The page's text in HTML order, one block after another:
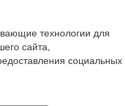
технологии для
сайта,
социальных